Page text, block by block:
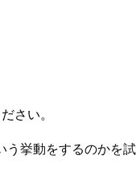
さい。
挙動をするのかを